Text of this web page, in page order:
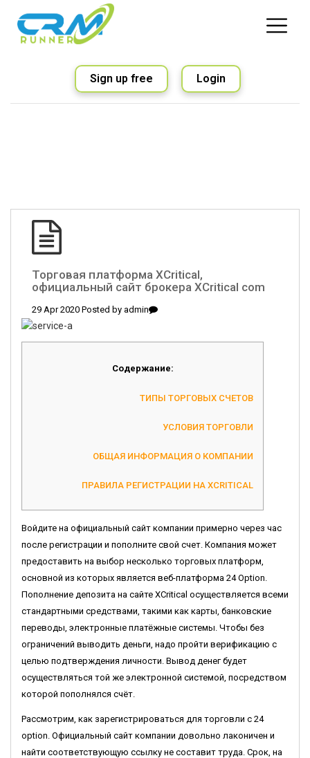
Sign up free Login
Торговая платформа XCritical,
официальный сайт брокера XCritical com
29 Apr 2020 Posted by admin
Содержание:
ТИПЫ ТОРГОВЫХ СЧЕТОВ
УСЛОВИЯ ТОРГОВЛИ
ОБЩАЯ ИНФОРМАЦИЯ О КОМПАНИИ
ПРАВИЛА РЕГИСТРАЦИИ НА XCRITICAL
Войдите на официальный сайт компании примерно через час
после регистрации и пополните свой счет. Компания может
предоставить на выбор несколько торговых платформ,
основной из которых является веб-платформа 24 Option.
Пополнение депозита на сайте XCritical осуществляется всеми
стандартными средствами, такими как карты, банковские
переводы, электронные платёжные системы. Чтобы без
ограничений выводить деньги, надо пройти верификацию с
целью подтверждения личности. Вывод денег будет
осуществляться той же электронной системой, посредством
которой пополнялся счёт.
Рассмотрим, как зарегистрироваться для торговли с 24
option. Официальный сайт компании довольно лаконичен и
найти соответствующую ссылку не составит труда. Срок, на